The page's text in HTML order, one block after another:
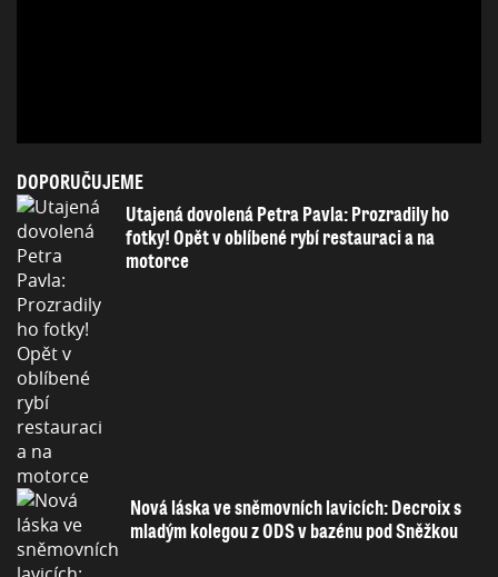
DOPORUČUJEME
Utajená dovolená Petra Pavla: Prozradily ho
fotky! Opět v oblíbené rybí restauraci a na
motorce
Nová láska ve sněmovních lavicích: Decroix s
mladým kolegou z ODS v bazénu pod Sněžkou